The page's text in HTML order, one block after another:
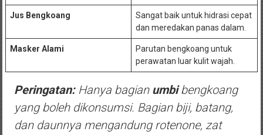
Jus Bengkoang
Sangat baik untuk hidrasi cepat
dan meredakan panas dalam.
Masker Alami
Parutan bengkoang untuk
perawatan luar kulit wajah.
Peringatan:Hanya bagian umbibengkoang
yang boleh dikonsumsi. Bagian biji, batang,
dan daunnya mengandung rotenone, zat